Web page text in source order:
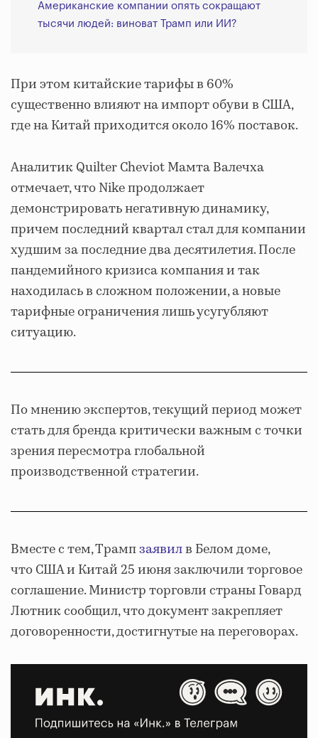
Американские компании опять сокращают
тысячи людей: виноват Трамп или ИИ?
При этом китайские тарифы в 60%
существенно влияют на импорт обуви в США,
где на Китай приходится около 16% поставок.
Аналитик Quilter Cheviot Мамта Валечха
отмечает, что Nike продолжает
демонстрировать негативную динамику,
причем последний квартал стал для компании
худшим за последние два десятилетия. После
пандемийного кризиса компания и так
находилась в сложном положении, а новые
тарифные ограничения лишь усугубляют
ситуацию.
По мнению экспертов, текущий период может
стать для бренда критически важным с точки
зрения пересмотра глобальной
производственной стратегии.
Вместе с тем, Трампзаявилв Белом доме,
что США и Китай 25 июня заключили торговое
соглашение. Министр торговли страны Говард
Лютник сообщил, что документ закрепляет
договоренности, достигнутые на переговорах.